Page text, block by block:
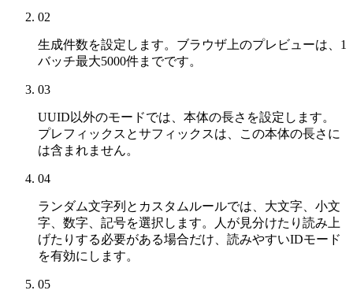
02
生成件数を設定します。ブラウザ上のプレビューは、1
バッチ最大5000件までです。
03
UUID以外のモードでは、本体の長さを設定します。
プレフィックスとサフィックスは、この本体の長さに
は含まれません。
04
ランダム文字列とカスタムルールでは、大文字、小文
字、数字、記号を選択します。人が見分けたり読み上
げたりする必要がある場合だけ、読みやすいIDモード
を有効にします。
05